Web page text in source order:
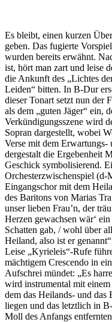
Es bleibt, einen kurzen
geben. Das fugierte
wurden bereits erwähnt.
ist, hört man zart und leise
die Ankunft des „Lichtes
Leiden“ bitten. In B-Dur
dieser Tonart setzt nun der
als dem „guten Jäger“ ein,
Verkündigungsszene wird
Sopran dargestellt, wobei
Verse mit dem Erwartungs-
dergestalt die Ergebenheit
Geschick symbolisierend.
Orchesterzwischenspiel (d-
Eingangschor mit dem
des Baritons von Marias
unser lieben Frau’n, der
Herzen gewachsen wär‘
Schatten gab, / wohl über
Heiland, also ist er
Leise „Kyrieleis“-Rufe
mächtigem Crescendo in
Aufschrei mündet: „Es
wird instrumental mit einem
dem das Heilands- und
liegen und das letztlich in
Moll des Anfangs